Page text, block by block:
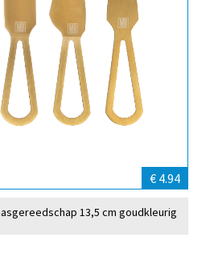
€ 4.94
13,5 cm goudkleurig